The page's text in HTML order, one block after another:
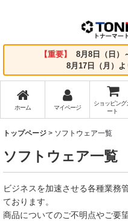
【重要】
8月8日（日）
8月17日（月）
ホーム マイページ
ショッピング
ート
トップページ > ソフトウェア一覧
ソフトウェア一覧
ビジネスを加速させる各種業務
ております。
商品についてのご不明点やご要